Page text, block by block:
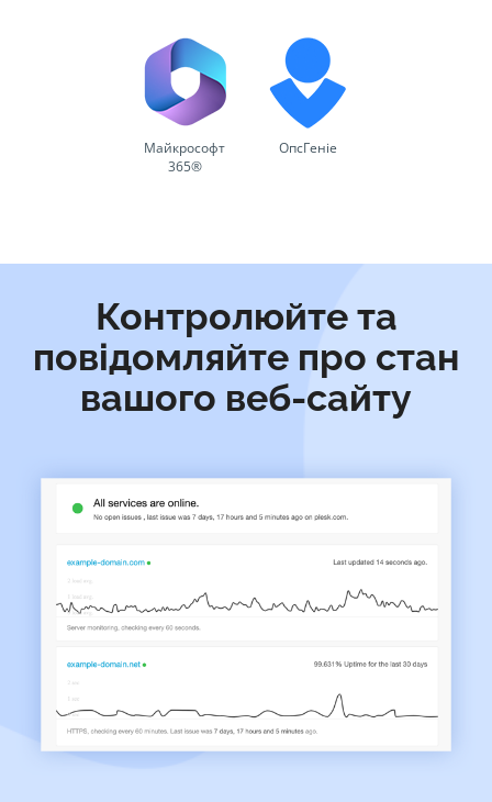
Майкрософт
365®
ОпсГеніе
Контролюйте та
повідомляйте про стан
вашого веб-сайту